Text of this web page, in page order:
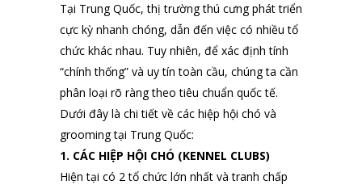
Tại Trung Quốc, thị trường thú cưng phát triển
cực kỳ nhanh chóng, dẫn đến việc có nhiều tổ
chức khác nhau. Tuy nhiên, để xác định tính
“chính thống” và uy tín toàn cầu, chúng ta cần
phân loại rõ ràng theo tiêu chuẩn quốc tế.
Dưới đây là chi tiết về các hiệp hội chó và
grooming tại Trung Quốc:
1. CÁC HIỆP HỘI CHÓ (KENNEL CLUBS)
Hiện tại có 2 tổ chức lớn nhất và tranh chấp